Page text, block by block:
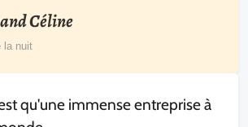
Céline
la nuit
qu'une immense entreprise à